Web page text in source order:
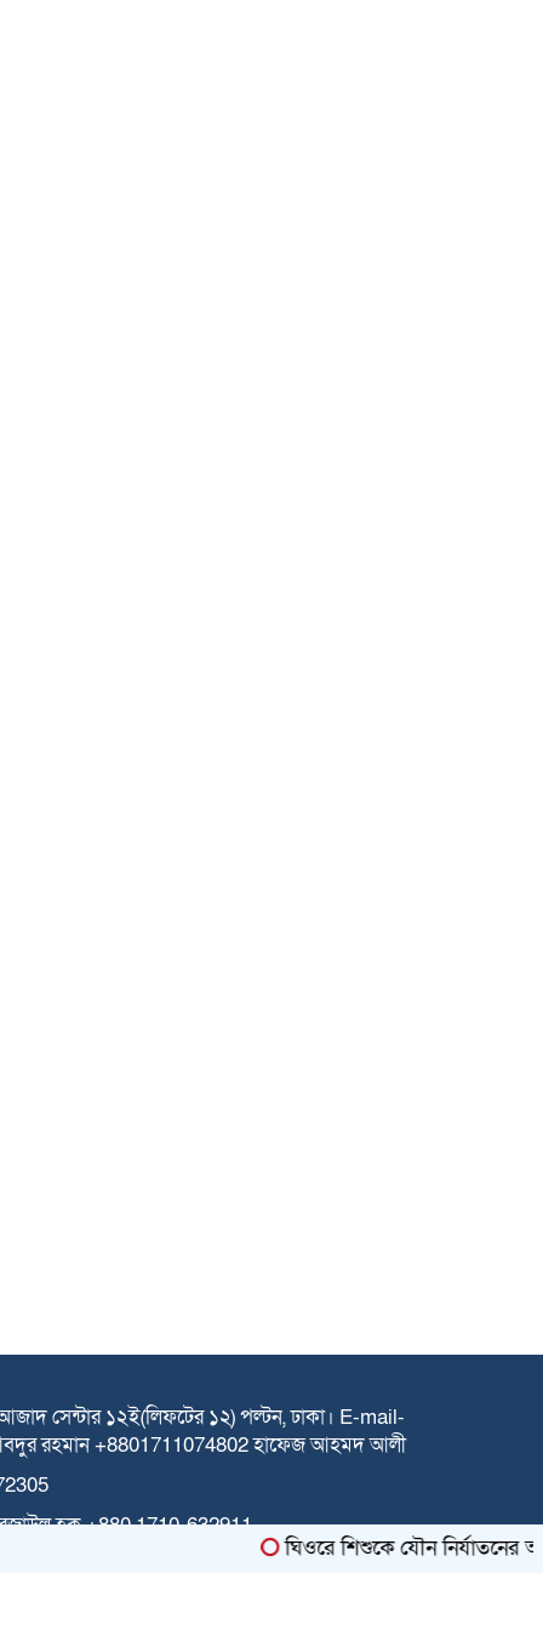
সেন্টার ১২ই(লিফটের ১২) পল্টন, ঢাকা। E-mail-
রহমান +8801711074802হাফেজ আহমদ আলী
হক+880 1710-632911
ঘিওরে শিশুকে যৌন নির্যাতনের